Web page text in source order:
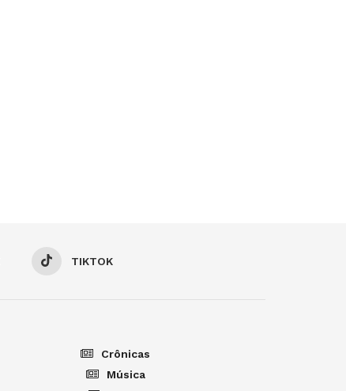
TIKTOK
Crônicas
Música